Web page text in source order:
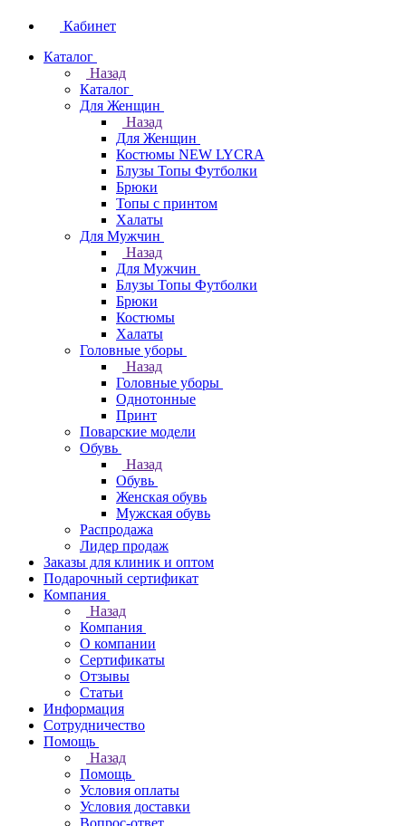
Кабинет
Каталог
Назад
Каталог
Для Женщин
Назад
Для Женщин
Костюмы NEW LYCRA
Блузы Топы Футболки
Брюки
Топы с принтом
Халаты
Для Мужчин
Назад
Для Мужчин
Блузы Топы Футболки
Брюки
Костюмы
Халаты
Головные уборы
Назад
Головные уборы
Однотонные
Принт
Поварские модели
Обувь
Назад
Обувь
Женская обувь
Мужская обувь
Распродажа
Лидер продаж
Заказы для клиник и оптом
Подарочный сертификат
Компания
Назад
Компания
О компании
Сертификаты
Отзывы
Статьи
Информация
Сотрудничество
Помощь
Назад
Помощь
Условия оплаты
Условия доставки
Вопрос-ответ